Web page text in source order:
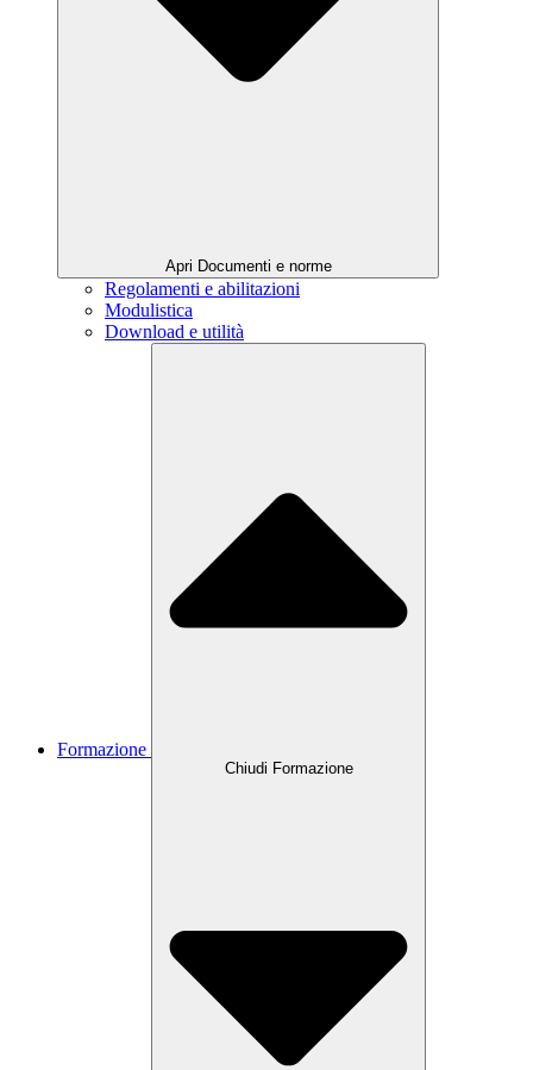
Apri Documenti e norme
Regolamenti e abilitazioni
Modulistica
Download e utilità
Formazione
Chiudi Formazione